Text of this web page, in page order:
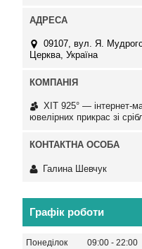
09107, вул. Я.
Церква, Україна
ХІТ 925° — інтернет-
ювелірних прикрас зі
Галина Шевчук
Графік роботи
Понеділок 09:00
22:00